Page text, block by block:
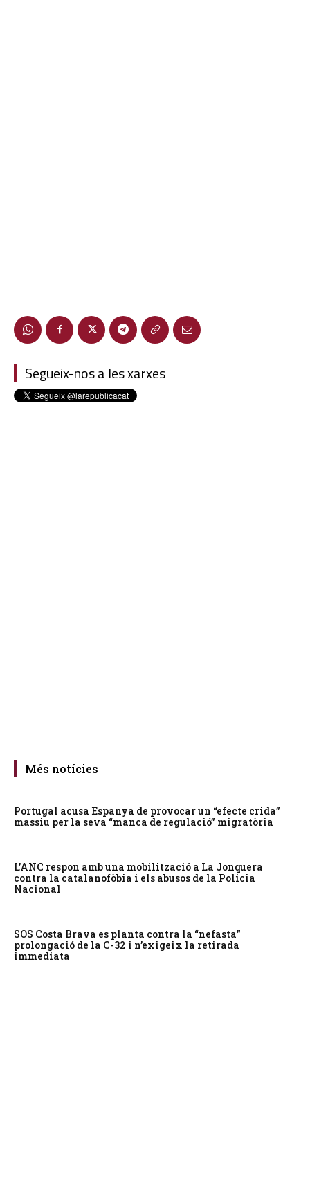
Segueix-nos a les xarxes
Més notícies
Portugal acusa Espanya de provocar un “efecte crida”
massiu per la seva “manca de regulació” migratòria
L’ANC respon amb una mobilització a La Jonquera
contra la catalanofòbia i els abusos de la Policia
Nacional
SOS Costa Brava es planta contra la “nefasta”
prolongació de la C-32 i n’exigeix la retirada
immediata